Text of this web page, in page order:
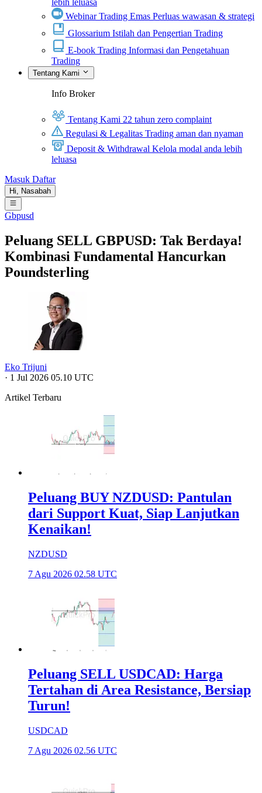
lebih leluasa
Webinar Trading Emas Perluas wawasan & strategi
Glossarium Istilah dan Pengertian Trading
E-book Trading Informasi dan Pengetahuan
Trading
Tentang Kami
Info Broker
Tentang Kami 22 tahun zero complaint
Regulasi & Legalitas Trading aman dan nyaman
Deposit & Withdrawal Kelola modal anda lebih
leluasa
Masuk Daftar
Hi, Nasabah
Gbpusd
Peluang SELL GBPUSD: Tak Berdaya!
Kombinasi Fundamental Hancurkan
Poundsterling
Eko Trijuni
· 1 Jul 2026 05.10 UTC
Artikel Terbaru
Peluang BUY NZDUSD: Pantulan
dari Support Kuat, Siap Lanjutkan
Kenaikan!
NZDUSD
7 Agu 2026 02.58 UTC
Peluang SELL USDCAD: Harga
Tertahan di Area Resistance, Bersiap
Turun!
USDCAD
7 Agu 2026 02.56 UTC